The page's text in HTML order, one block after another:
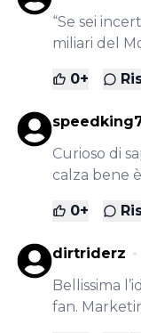
“Se sei
miliari del
0+
Curioso di
calza bene
0+
dirtriderz
Bellissima
fan.